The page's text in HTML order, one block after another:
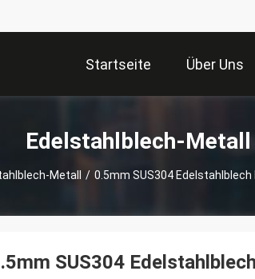
Startseite Über Uns
Edelstahlblech-
Metall / 0.5mm SUS304
SUS304